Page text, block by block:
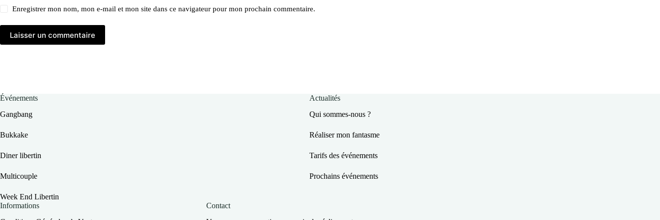
Enregistrer mon nom, mon e-mail et mon site dans ce navigateur pour mon prochain commentaire.
Laisser un commentaire
Événements
Gangbang
Bukkake
Diner libertin
Multicouple
Week End Libertin
Actualités
Qui sommes-nous ?
Réaliser mon fantasme
Tarifs des événements
Prochains événements
Informations
Contact